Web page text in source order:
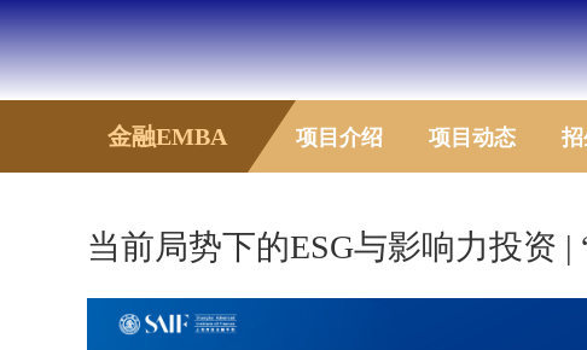
金融EMBA 项目介绍 项目动态
当前局势下的ESG与影响力投资 |